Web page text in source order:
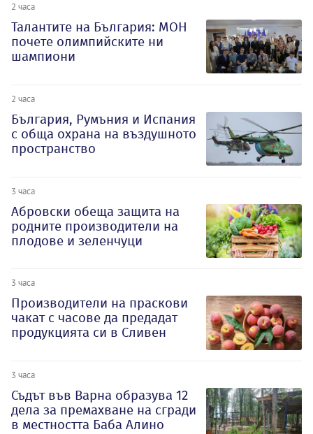
2 часа
Талантите на България: МОН
почете олимпийските ни
шампиони
2 часа
България, Румъния и Испания
с обща охрана на въздушното
пространство
3 часа
Абровски обеща защита на
родните производители на
плодове и зеленчуци
3 часа
Производители на праскови
чакат с часове да предадат
продукцията си в Сливен
3 часа
Съдът във Варна образува 12
дела за премахване на сгради
в местността Баба Алино